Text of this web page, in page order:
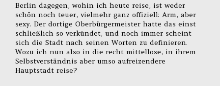
Berlin dagegen, wohin ich heute reise, ist weder
schön noch teuer, vielmehr ganz offiziell: Arm, aber
sexy. Der dortige Oberbürgermeister hatte das einst
schließlich so verkündet, und noch immer scheint
sich die Stadt nach seinen Worten zu definieren.
Wozu ich nun also in die recht mittellose, in ihrem
Selbstverständnis aber umso aufreizendere
Hauptstadt reise?